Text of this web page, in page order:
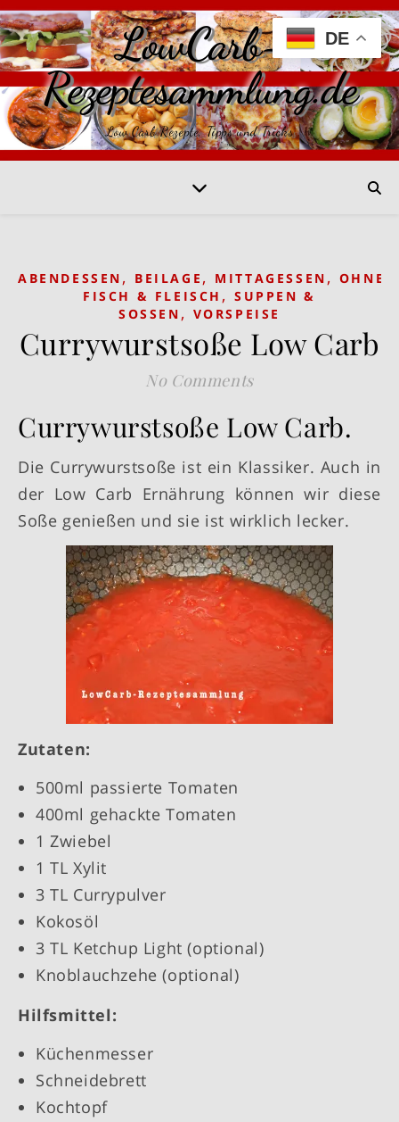
LowCarb-
Rezeptesammlung.de
Low Carb Rezepte, Tipps und Tricks
ABENDESSEN , BEILAGE , MITTAGESSEN , OHNE
FISCH & FLEISCH ,SUPPEN &
SOSSEN
, VORSPEISE
Currywurstsoße Low Carb
No Comments
Currywurstsoße Low Carb.
Die Currywurstsoße ist ein Klassiker. Auch in
der Low Carb Ernährung können wir diese
Soße genießen und sie ist wirklich lecker.
Zutaten:
500ml passierte Tomaten
400ml gehackte Tomaten
1 Zwiebel
1 TL Xylit
3 TL Currypulver
Kokosöl
3 TL Ketchup Light (optional)
Knoblauchzehe (optional)
Hilfsmittel:
Küchenmesser
Schneidebrett
Kochtopf
DE